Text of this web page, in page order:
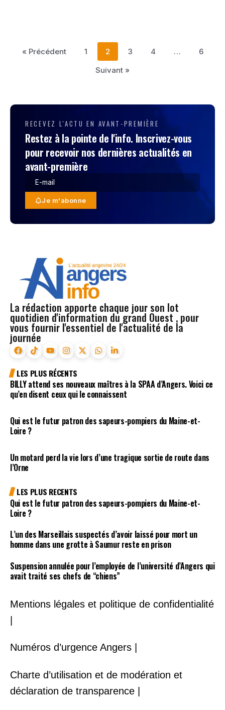
« Précédent 1 2 3 4 …
6
Suivant »
RECEVEZ L'ACTU EN AVANT-PREMIÈRE
Restez à la pointe de l'info. Inscrivez-vous
pour recevoir nos dernières actualités en
avant-première
Je m'abonne
La rédaction apporte chaque jour son lot
quotidien d'information du grand Ouest , pour
vous fournir l'essentiel de l'actualité de la
journée
LES PLUS RÉCENTS
BILLY attend ses nouveaux maîtres à la SPAA d’Angers. Voici ce
qu’en disent ceux qui le connaissent
Qui est le futur patron des sapeurs-pompiers du Maine-et-
Loire ?
Un motard perd la vie lors d’une tragique sortie de route dans
l’Orne
LES PLUS RECENTS
Qui est le futur patron des sapeurs-pompiers du Maine-et-
Loire ?
L’un des Marseillais suspectés d’avoir laissé pour mort un
homme dans une grotte à Saumur reste en prison
Suspension annulée pour l’employée de l’université d’Angers qui
avait traité ses chefs de “chiens”
Mentions légales et politique de confidentialité
Numéros d’urgence Angers |
Charte d’utilisation et de modération et
déclaration de transparence |